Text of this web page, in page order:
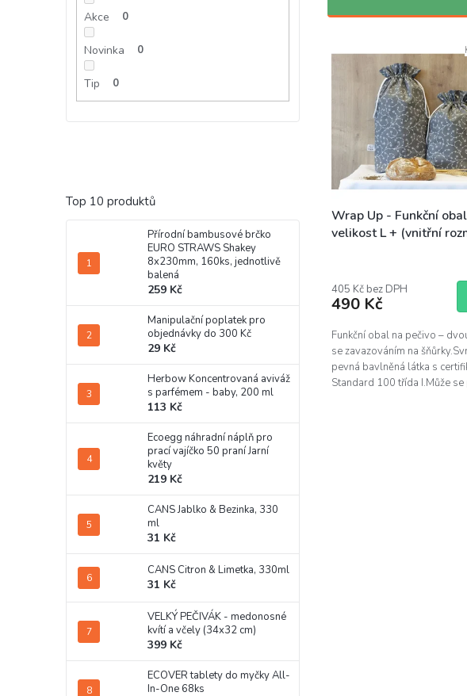
Akce 0
Novinka 0
Tip 0
Top 10 produktů
Přírodní bambusové brčko
EURO STRAWS Shakey
8x230mm, 160ks, jednotlivě
balená
259 Kč
Manipulační poplatek pro
objednávky do 300 Kč
29 Kč
Herbow Koncentrovaná aviváž
s parfémem - baby, 200 ml
113 Kč
Ecoegg náhradní náplň pro
prací vajíčko 50 praní Jarní
květy
219 Kč
CANS Jablko & Bezinka, 330
ml
31 Kč
CANS Citron & Limetka, 330ml
31 Kč
VELKÝ PEČIVÁK - medonosné
kvítí a včely (34x32 cm)
399 Kč
ECOVER tablety do myčky All-
In-One 68ks
e
ů
Wrap Up - Funkční
velikost L + (vnitřní
produktu
je
z
5
hvězdiček.
405 Kč bez DPH
490 Kč
Funkční obal na pečivo –
se zavazováním na
pevná bavlněná látka s
Standard 100 třída I.Může